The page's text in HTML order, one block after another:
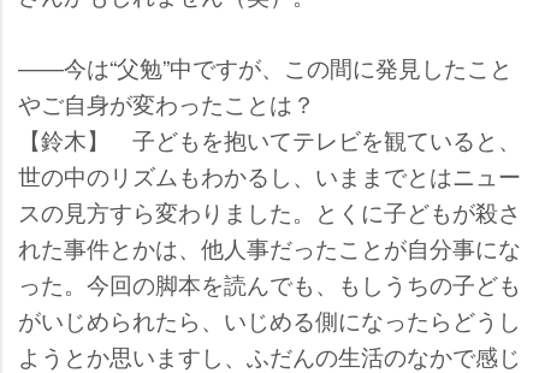
――今は“父勉”中ですが、この間に発見したこと
ご自身が変わったことは？
【鈴木】 子どもを抱いてテレビを観ていると、
世の中のリズムもわかるし、いままでとはニュー
スの見方すら変わりました。とくに子どもが殺さ
れた事件とかは、他人事だったことが自分事にな
った。今回の脚本を読んでも、もしうちの子ども
がいじめられたら、いじめる側になったらどうし
ようとか思いますし、ふだんの生活のなかで感じ